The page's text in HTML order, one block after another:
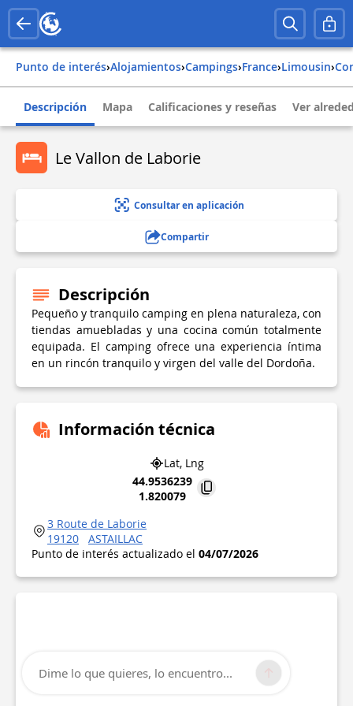
Punto de interés› Alojamientos› Campings› france› limousin›
Descripción Mapa Calificaciones y reseñas Ver
Le Vallon de Laborie
Consultar en aplicación
Compartir
Descripción
Pequeño y tranquilo camping en plena naturaleza, con
tiendas amuebladas y una cocina común totalmente
equipada. El camping ofrece una experiencia íntima
en un rincón tranquilo y virgen del valle del Dordoña.
Información técnica
Lat, Lng
44.9536239
1.820079
3 Route de Laborie
19120
ASTAILLAC
Punto de interés actualizado el 04/07/2026
Dime lo que quieres, lo encuentro...